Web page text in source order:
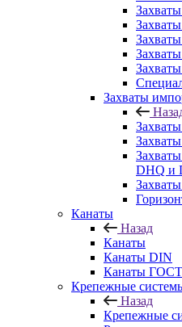
Захваты
DHQ и
Канаты
Назад
Канаты
Канаты DIN
Канаты ГОСТ
Крепежные
Назад
Крепежные